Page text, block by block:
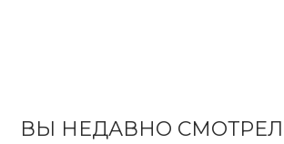
ВЫ НЕДАВНО